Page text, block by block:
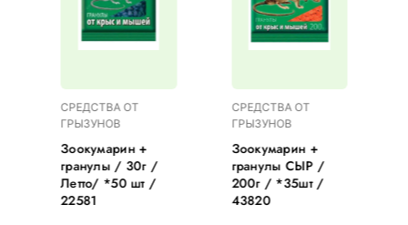
СРЕДСТВА ОТ
ГРЫЗУНОВ
Зоокумарин +
гранулы / 30г /
Летто/ *50 шт /
22581
СРЕДСТВА ОТ
ГРЫЗУНОВ
Зоокумарин +
гранулы СЫР /
200г / *35шт /
43820